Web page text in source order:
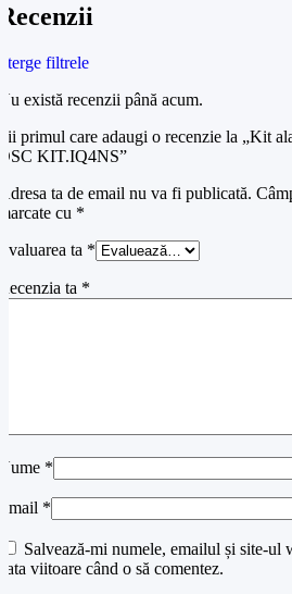
filtrele
există recenzii până acum.
primul care adaugi o recenzie la „Kit
KIT.IQ4NS”
ta de email nu va fi publicată.
cu *
ta *
ta *
*
*
Salvează-mi numele, emailul și site-ul
viitoare când o să comentez.